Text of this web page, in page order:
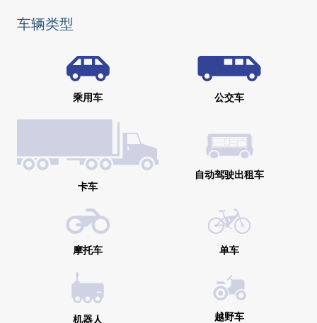
车辆类型
乘用车 公交车
卡车
自动驾驶出租车
摩托车 单车
机器人 越野车